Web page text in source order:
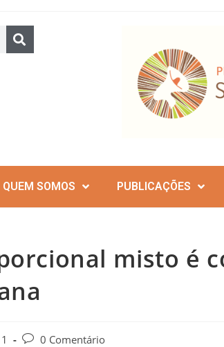
QUEM SOMOS PUBLICAÇÕES
misto é
0 Comentário